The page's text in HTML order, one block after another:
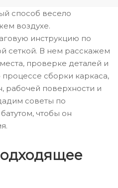
способ весело
воздухе.
инструкцию по
сеткой. В нем расскажем
проверке деталей и
процессе сборки каркаса,
рабочей поверхности и
советы по
чтобы он